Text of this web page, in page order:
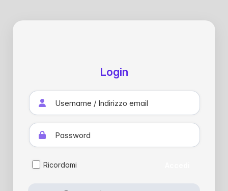
Login
Ricordami